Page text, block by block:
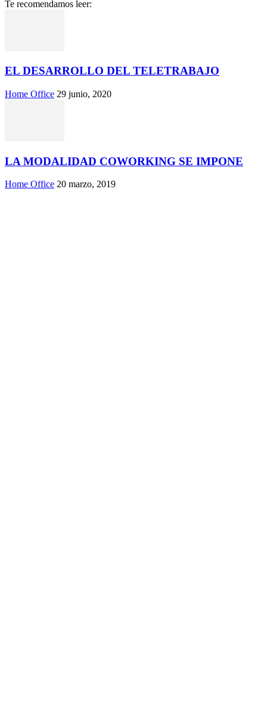
Te recomendamos leer:
EL DESARROLLO DEL TELETRABAJO
Home Office 29 junio, 2020
LA MODALIDAD COWORKING SE IMPONE
Home Office 20 marzo, 2019